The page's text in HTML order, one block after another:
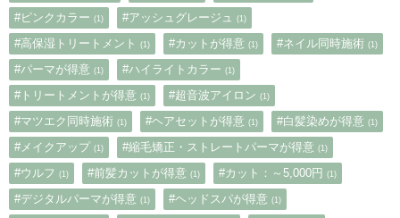
#ピンクカラー (1) #アッシュグレージュ (1)
#高保湿トリートメント (1) #カットが得意 (1) #ネイル同時施術 (1)
#パーマが得意 (1) #ハイライトカラー (1)
#トリートメントが得意 (1) #超音波アイロン (1)
#マツエク同時施術 (1) #ヘアセットが得意 (1) #白髪染めが得意 (1)
#メイクアップ (1) #縮毛矯正・ストレートパーマが得意 (1)
#ウルフ (1) #前髪カットが得意 (1) #カット：～5,000円 (1)
#デジタルパーマが得意 (1) #ヘッドスパが得意 (1)